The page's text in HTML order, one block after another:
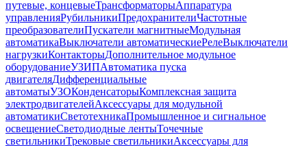
путевые, концевыеТрансформаторыАппаратура
управленияРубильникиПредохранителиЧастотные
преобразователиПускатели магнитныеМодульная
автоматикаВыключатели автоматическиеРелеВыключатели
нагрузкиКонтакторыДополнительное модульное
оборудованиеУЗИПАвтоматика пуска
двигателяДифференциальные
автоматыУЗОКонденсаторыКомплексная защита
электродвигателейАксессуары для модульной
автоматикиСветотехникаПромышленное и сигнальное
освещениеСветодиодные лентыТочечные
светильникиТрековые светильникиАксессуары для